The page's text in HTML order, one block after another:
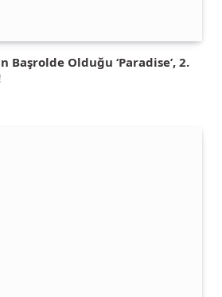
Başrolde Olduğu ‘Paradise’, 2.